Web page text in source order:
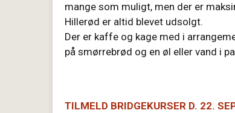
mange som muligt, men der er
Hillerød er altid blevet udsolgt.
Der er kaffe og kage med i
på smørrebrød og en øl eller vand i
TILMELD BRIDGEKURSER D. 22.